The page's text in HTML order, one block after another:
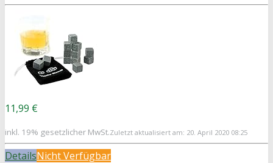
11,99 €
inkl. 19% gesetzlicher MwSt.Zuletzt aktualisiert am: 20. April 2020 08:25
DetailsNicht Verfügbar